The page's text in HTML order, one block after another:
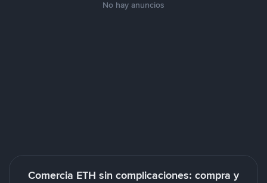
No hay anuncios
Comercia ETH sin complicaciones: compra y